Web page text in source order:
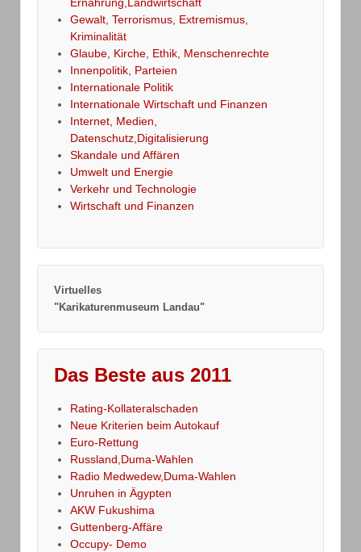
Ernährung,Landwirtschaft
Gewalt, Terrorismus, Extremismus,
Kriminalität
Glaube, Kirche, Ethik, Menschenrechte
Innenpolitik, Parteien
Internationale Politik
Internationale Wirtschaft und Finanzen
Internet, Medien,
Datenschutz,Digitalisierung
Skandale und Affären
Umwelt und Energie
Verkehr und Technologie
Wirtschaft und Finanzen
Virtuelles
"Karikaturenmuseum Landau"
Das Beste aus 2011
Rating-Kollateralschaden
Neue Kriterien beim Autokauf
Euro-Rettung
Russland,Duma-Wahlen
Radio Medwedew,Duma-Wahlen
Unruhen in Ägypten
AKW Fukushima
Guttenberg-Affäre
Occupy- Demo